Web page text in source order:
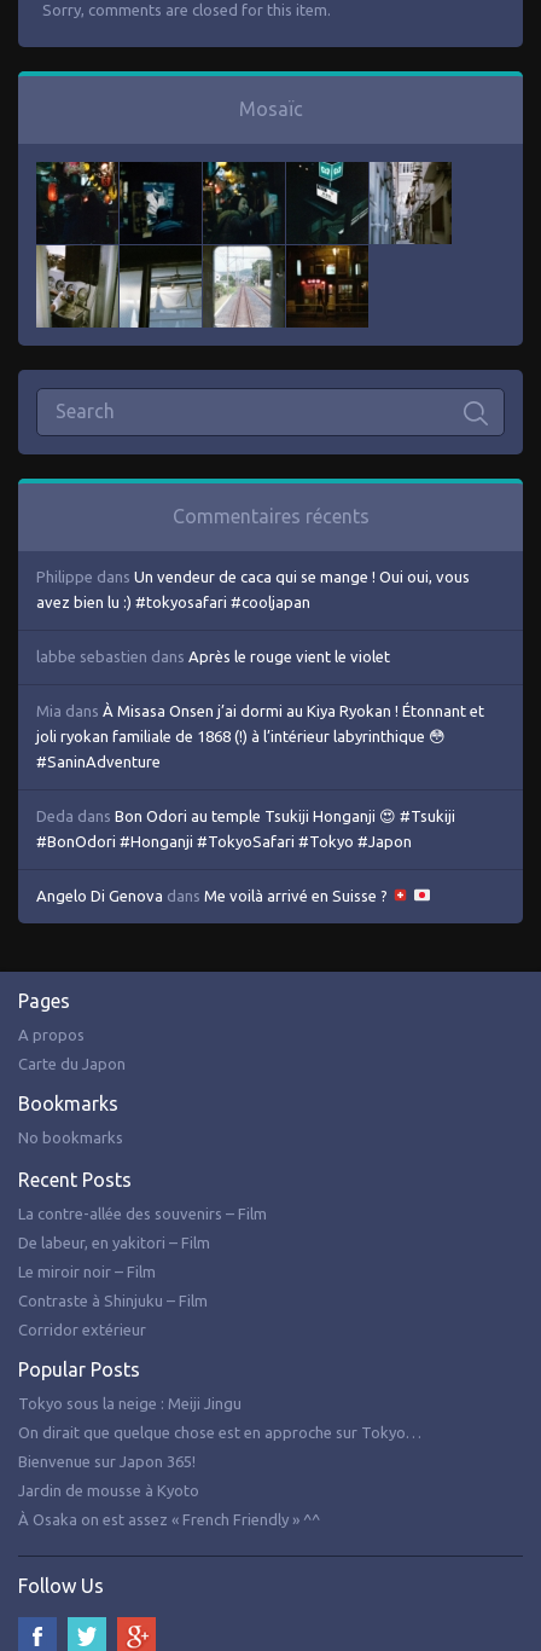
Sorry, comments are closed for this item.
Mosaïc
Commentaires récents
Philippe dans Un vendeur de caca qui se mange ! Oui oui, vous
avez bien lu :) #tokyosafari #cooljapan
labbe sebastien dans Après le rouge vient le violet
Mia dans À Misasa Onsen j’ai dormi au Kiya Ryokan ! Étonnant et
joli ryokan familiale de 1868 (!) à l’intérieur labyrinthique 😳
#SaninAdventure
Deda dans Bon Odori au temple Tsukiji Honganji 😍 #Tsukiji
#BonOdori #Honganji #TokyoSafari #Tokyo #Japon
Angelo Di Genova dans Me voilà arrivé en Suisse ?
Pages
A propos
Carte du Japon
Bookmarks
No bookmarks
Recent Posts
La contre-allée des souvenirs – Film
De labeur, en yakitori – Film
Le miroir noir – Film
Contraste à Shinjuku – Film
Corridor extérieur
Popular Posts
Tokyo sous la neige : Meiji Jingu
On dirait que quelque chose est en approche sur Tokyo…
Bienvenue sur Japon 365!
Jardin de mousse à Kyoto
À Osaka on est assez « French Friendly » ^^
Follow Us